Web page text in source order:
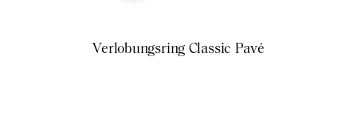
Verlobungsring Classic Pavé